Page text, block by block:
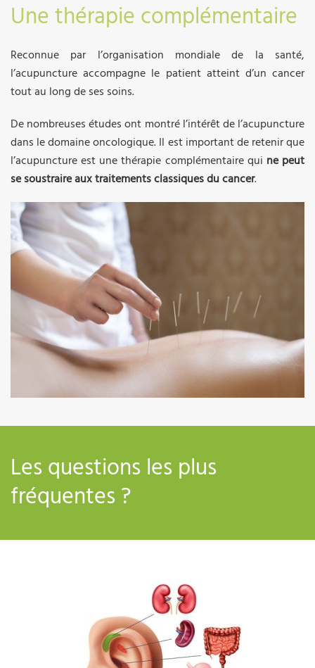
Une thérapie complémentaire
Reconnue par l’organisation mondiale de la santé,
l’acupuncture accompagne le patient atteint d’un cancer
tout au long de ses soins.
De nombreuses études ont montré l’intérêt de l’acupuncture
dans le domaine oncologique. Il est important de retenir que
l’acupuncture est une thérapie complémentaire qui ne peut
se soustraire aux traitements classiques du cancer.
Les questions les plus
fréquentes ?